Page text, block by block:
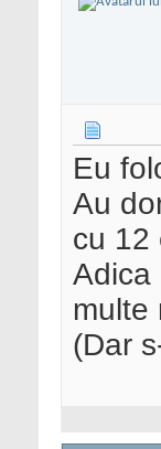
Eu
Au
cu 12
Adica
multe
(Dar